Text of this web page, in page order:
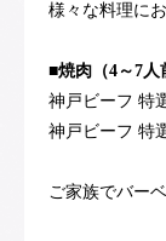
様々な料理に
■焼肉（4～7人
神戸ビーフ 特
神戸ビーフ 特
ご家族でバー